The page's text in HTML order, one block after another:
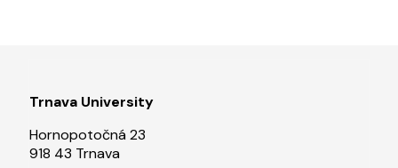
Trnava University
Hornopotočná 23
918 43 Trnava